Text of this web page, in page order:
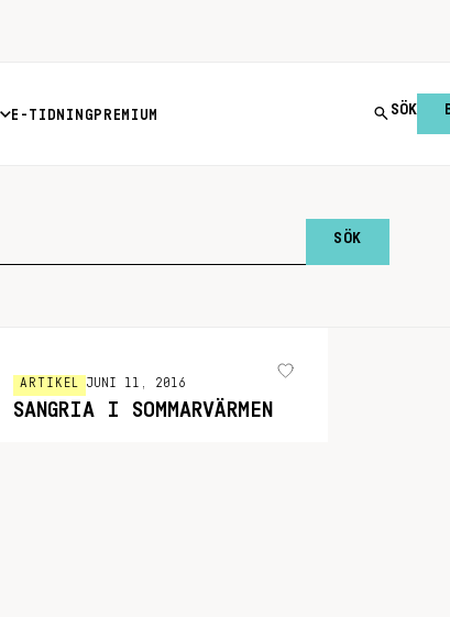
E-TIDNING PREMIUM SÖK
ARTIKEL JUNI 11, 2016
SANGRIA I SOMMARVÄRMEN